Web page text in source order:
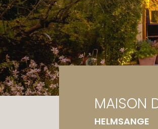
MAISON
HELMSANGE